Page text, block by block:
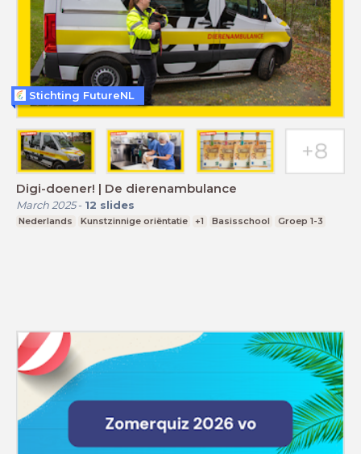
Digi-doener! | De dierenambulance
March 2025- 12 slides
Nederlands Kunstzinnige oriëntatie +1 Basisschool Groep 1-3
Stichting FutureNL